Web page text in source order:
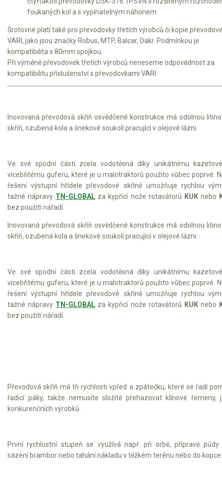
foukaných kol a s vypínatelným náhonem
Šrotovné platí také pro převodovky třetích výrobců či kopie
VARI, jako jsou značky Robus, MTP, Balcar, Dakr. Podmínkou je
kompatibilita s 80mm spojkou.
Při výměně převodovek třetích výrobců neneseme odpovědnost za
kompatibilitu příslušenství s převodovkami VARI.
Inovovaná převodová skříň osvědčené konstrukce má odolnou
skříň, ozubená kola a šnekové soukolí pracující v olejové lázni.
Ve své spodní části zcela vodotěsná díky unikátnímu
vícebřitému guferu, které je u malotraktorů použito vůbec poprvé.
řešení výstupní hřídele převodové skříně umožňuje rychlou
tažné nápravy TN-GLOBAL za kypřicí nože rotavátorů KUKnebo
bez použití nářadí.
Inovovaná převodová skříň osvědčené konstrukce má odolnou
skříň, ozubená kola a šnekové soukolí pracující v olejové lázni.
Ve své spodní části zcela vodotěsná díky unikátnímu
vícebřitému guferu, které je u malotraktorů použito vůbec poprvé.
řešení výstupní hřídele převodové skříně umožňuje rychlou
tažné nápravy TN-GLOBAL za kypřicí nože rotavátorů KUKnebo
bez použití nářadí.
Převodová skříň má tři rychlosti vpřed a zpátečku, které se řadí
řadicí páky, takže nemusíte složitě přehazovat klínové řemeny,
konkurenčních výrobků.
První rychlostní stupeň se využívá např. při orbě, přípravě půdy
sázení brambor nebo tahání nákladu v těžkém terénu nebo do kopce.